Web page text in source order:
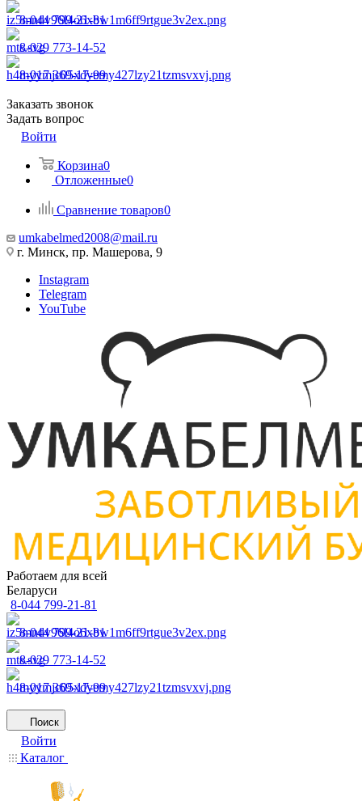
8-044 799-21-81
8-029 773-14-52
8-017 369-17-99
Заказать звонок
Задать вопрос
Войти
Корзина0
Отложенные0
Сравнение товаров0
umkabelmed2008@mail.ru
г. Минск, пр. Машерова, 9
Instagram
Telegram
YouTube
Работаем для всей
Беларуси
8-044 799-21-81
8-044 799-21-81
8-029 773-14-52
8-017 369-17-99
Поиск
Войти
Каталог